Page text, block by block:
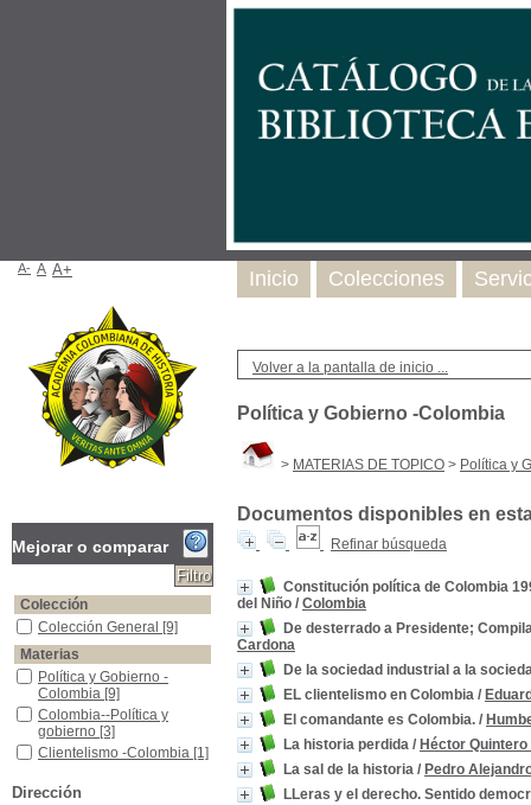
Volver a la pantalla de inicio ...
Política y Gobierno -Colombia
> MATERIAS DE TOPICO > Política y
Documentos disponibles en
Refinar búsqueda
Constitución política de Colombia
del Niño / Colombia
De desterrado a Presidente;
Cardona
De la sociedad industrial a la
EL clientelismo en Colombia /
El comandante es Colombia. /
La historia perdida / Héctor
La sal de la historia / Pedro
LLeras y el derecho. Sentido
Inicio Colecciones
A- A A+
Mejorar o comparar
Colección
Colección General
Colección General [9]
Materias
Política y Gobierno -Colombia
Política y Gobierno -
Colombia [9]
Colombia--Política y gobierno
Colombia--Política y
gobierno [3]
Clientelismo -Colombia
Clientelismo -Colombia [1]
Colombia - Historia- Independencia
Independencia
Dirección